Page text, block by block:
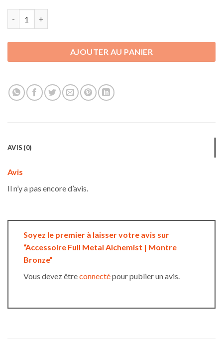
AJOUTER AU PANIER
AVIS (0)
Avis
Il n’y a pas encore d’avis.
Soyez le premier à laisser votre avis sur
“Accessoire Full Metal Alchemist | Montre
Bronze”
Vous devez êtreconnectépour publier un avis.